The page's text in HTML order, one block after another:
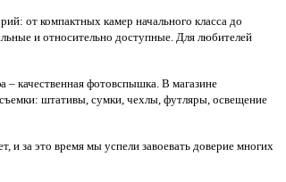
от компактных камер начального класса до
и относительно доступные. Для любителей
качественная фотовспышка. В магазине
штативы, сумки, чехлы, футляры, освещение
за это время мы успели завоевать доверие многих